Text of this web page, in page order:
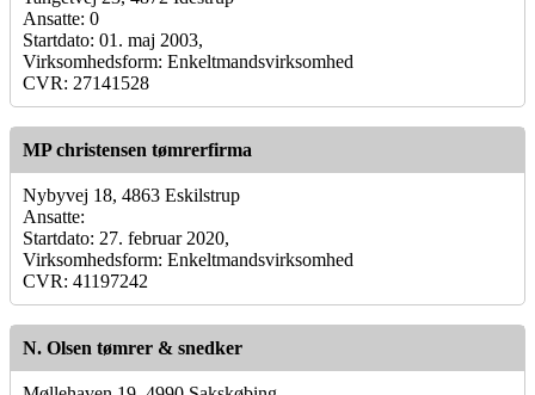
Ansatte: 0
Startdato: 01. maj 2003,
Virksomhedsform: Enkeltmandsvirksomhed
CVR: 27141528
MP christensen tømrerfirma
Nybyvej 18, 4863 Eskilstrup
Ansatte:
Startdato: 27. februar 2020,
Virksomhedsform: Enkeltmandsvirksomhed
CVR: 41197242
N. Olsen tømrer & snedker